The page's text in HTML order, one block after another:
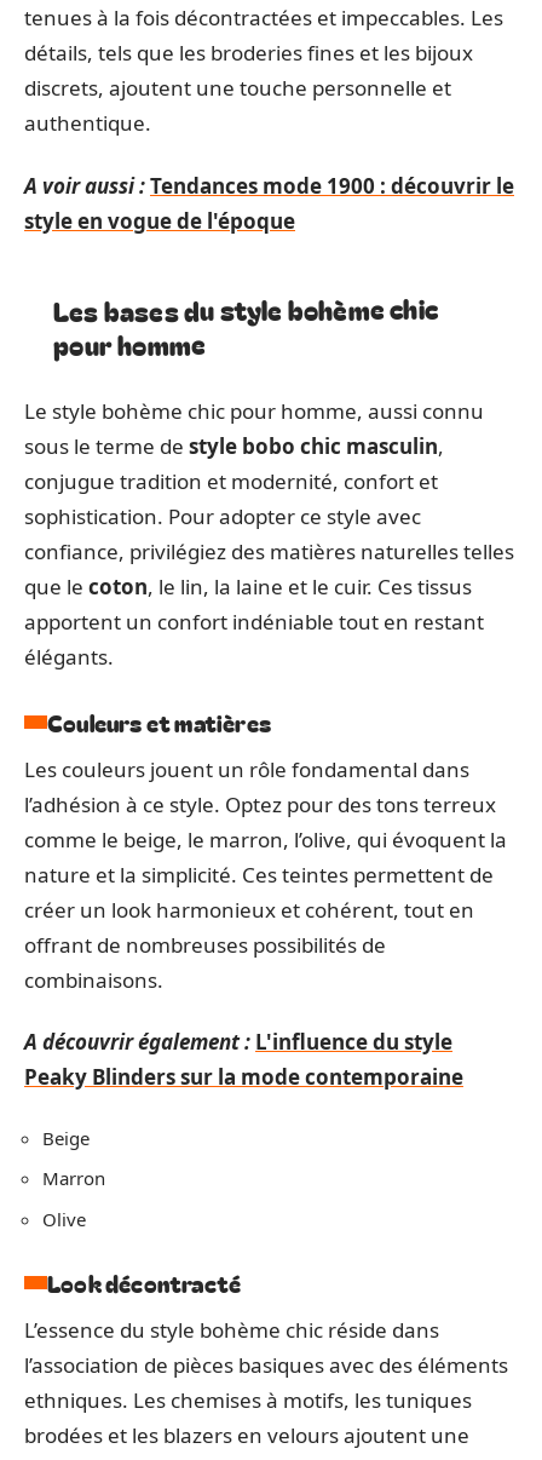
tenues à la fois décontractées et impeccables. Les
détails, tels que les broderies fines et les bijoux
discrets, ajoutent une touche personnelle et
authentique.
A voir aussi :Tendances mode 1900 : découvrir le
style en vogue de l'époque
Les bases du style bohème chic
pour homme
Le style bohème chic pour homme, aussi connu
sous le terme de style bobo chic masculin,
conjugue tradition et modernité, confort et
sophistication. Pour adopter ce style avec
confiance, privilégiez des matières naturelles telles
que le coton, le lin, la laine et le cuir. Ces tissus
apportent un confort indéniable tout en restant
élégants.
Couleurs et matières
Les couleurs jouent un rôle fondamental dans
l’adhésion à ce style. Optez pour des tons terreux
comme le beige, le marron, l’olive, qui évoquent la
nature et la simplicité. Ces teintes permettent de
créer un look harmonieux et cohérent, tout en
offrant de nombreuses possibilités de
combinaisons.
A découvrir également : L'influence du style
Peaky Blinders sur la mode contemporaine
Beige
Marron
Olive
Look décontracté
L’essence du style bohème chic réside dans
l’association de pièces basiques avec des éléments
ethniques. Les chemises à motifs, les tuniques
brodées et les blazers en velours ajoutent une